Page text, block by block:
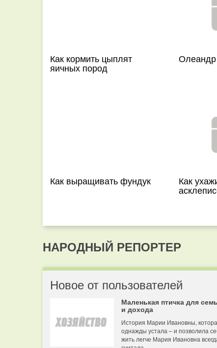
Как кормить цыплят
яичных пород
Как выращивать фундук Как
НАРОДНЫЙ РЕПОРТЕР
Новое от пользователей
Маленькая птичка для
и дохода
История Марии Ивановны,
однажды устала – и позволила
жить легче Мария Ивановна